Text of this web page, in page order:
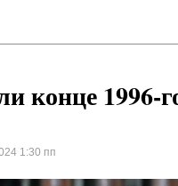
конце 1996-
1:30 пп